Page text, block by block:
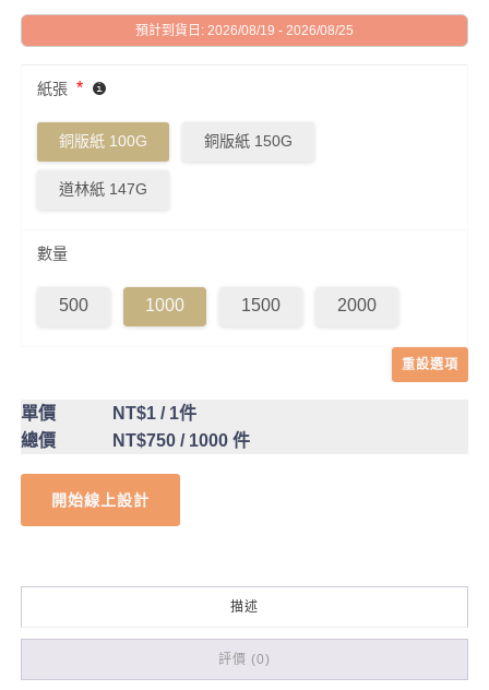
預計到貨日: 2026/08/19 - 2026/08/25
紙張 *
銅版紙 100G 銅版紙 150G
道林紙 147G
數量
500 1000 1500 2000
重設選項
單價 NT$1/ 1件
總價
NT$750/ 1000 件
開始線上設計
描述
評價 (0)